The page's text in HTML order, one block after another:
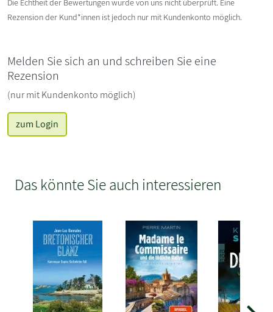
Die Echtheit der Bewertungen wurde von uns nicht überprüft. Eine
Rezension der Kund*innen ist jedoch nur mit Kundenkonto möglich.
Melden Sie sich an und schreiben Sie eine
Rezension
(nur mit Kundenkonto möglich)
zum Login
Das könnte Sie auch interessieren